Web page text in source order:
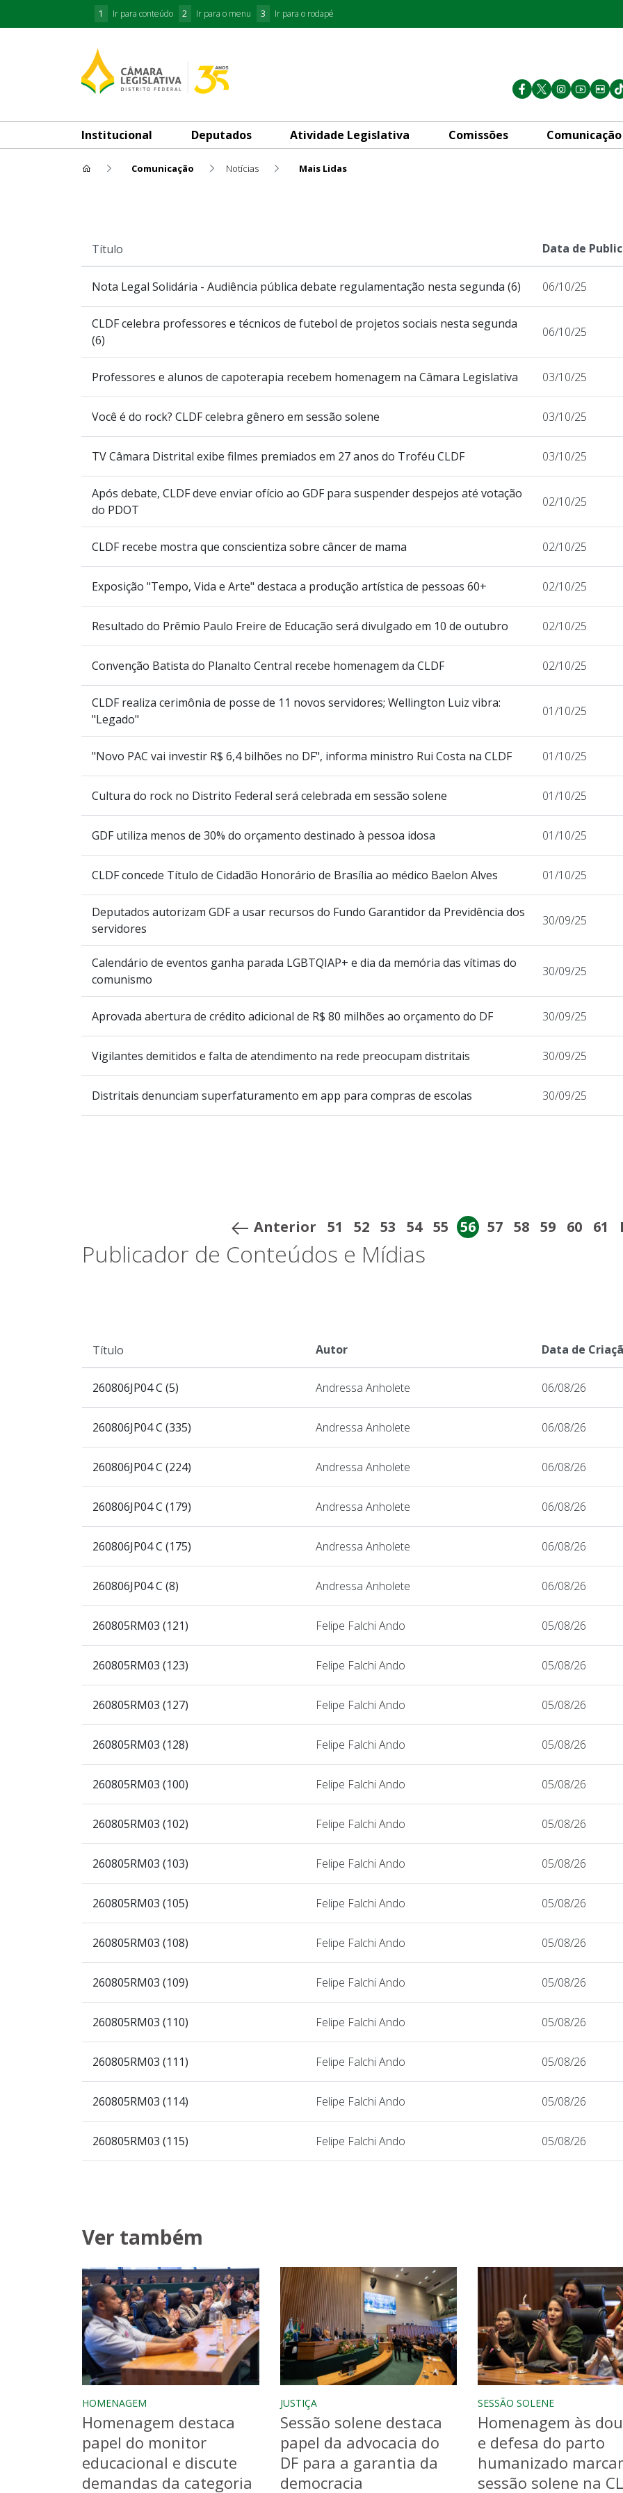
1 Ir para conteúdo 2 Ir para o menu 3 Ir para o rodapé
Institucional Deputados Atividade Legislativa Comissões Comunicação
Comunicação Notícias Mais Lidas
Título Data de
Nota Legal Solidária - Audiência pública debate regulamentação nesta segunda (6) 06/10/25
CLDF celebra professores e técnicos de futebol de projetos sociais nesta segunda
(6)
06/10/25
Professores e alunos de capoterapia recebem homenagem na Câmara Legislativa 03/10/25
Você é do rock? CLDF celebra gênero em sessão solene 03/10/25
TV Câmara Distrital exibe filmes premiados em 27 anos do Troféu CLDF 03/10/25
Após debate, CLDF deve enviar ofício ao GDF para suspender despejos até votação
do PDOT
02/10/25
CLDF recebe mostra que conscientiza sobre câncer de mama 02/10/25
Exposição "Tempo, Vida e Arte" destaca a produção artística de pessoas 60+ 02/10/25
Resultado do Prêmio Paulo Freire de Educação será divulgado em 10 de outubro 02/10/25
Convenção Batista do Planalto Central recebe homenagem da CLDF 02/10/25
CLDF realiza cerimônia de posse de 11 novos servidores; Wellington Luiz vibra:
"Legado"
01/10/25
"Novo PAC vai investir R$ 6,4 bilhões no DF", informa ministro Rui Costa na CLDF 01/10/25
Cultura do rock no Distrito Federal será celebrada em sessão solene 01/10/25
GDF utiliza menos de 30% do orçamento destinado à pessoa idosa 01/10/25
CLDF concede Título de Cidadão Honorário de Brasília ao médico Baelon Alves 01/10/25
Deputados autorizam GDF a usar recursos do Fundo Garantidor da Previdência dos
servidores
30/09/25
Calendário de eventos ganha parada LGBTQIAP+ e dia da memória das vítimas do
comunismo
30/09/25
Aprovada abertura de crédito adicional de R$ 80 milhões ao orçamento do DF 30/09/25
Vigilantes demitidos e falta de atendimento na rede preocupam distritais 30/09/25
Distritais denunciam superfaturamento em app para compras de escolas 30/09/25
Anterior 51 52 53 54 55 56 57 58 59 60 61
Publicador de Conteúdos e Mídias
Título Autor Data de
260806JP04 C (5) Andressa Anholete 06/08/26
260806JP04 C (335) Andressa Anholete 06/08/26
260806JP04 C (224) Andressa Anholete 06/08/26
260806JP04 C (179) Andressa Anholete 06/08/26
260806JP04 C (175) Andressa Anholete 06/08/26
260806JP04 C (8) Andressa Anholete 06/08/26
260805RM03 (121) Felipe Falchi Ando 05/08/26
260805RM03 (123) Felipe Falchi Ando 05/08/26
260805RM03 (127) Felipe Falchi Ando 05/08/26
260805RM03 (128) Felipe Falchi Ando 05/08/26
260805RM03 (100) Felipe Falchi Ando 05/08/26
260805RM03 (102) Felipe Falchi Ando 05/08/26
260805RM03 (103) Felipe Falchi Ando 05/08/26
260805RM03 (105) Felipe Falchi Ando 05/08/26
260805RM03 (108) Felipe Falchi Ando 05/08/26
260805RM03 (109) Felipe Falchi Ando 05/08/26
260805RM03 (110) Felipe Falchi Ando 05/08/26
260805RM03 (111) Felipe Falchi Ando 05/08/26
260805RM03 (114) Felipe Falchi Ando 05/08/26
260805RM03 (115) Felipe Falchi Ando 05/08/26
Ver também
HOMENAGEM
Homenagem destaca
papel do monitor
educacional e discute
demandas da categoria
JUSTIÇA
Sessão solene destaca
papel da advocacia do
DF para a garantia da
democracia
SESSÃO SOLENE
Homenagem às
e defesa do parto
humanizado
sessão solene na